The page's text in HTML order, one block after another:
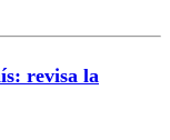
revisa la